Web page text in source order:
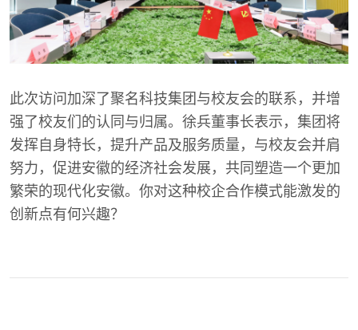
此次访问加深了聚名科技集团与校友会的联系，并增
强了校友们的认同与归属。徐兵董事长表示，集团将
发挥自身特长，提升产品及服务质量，与校友会并肩
努力，促进安徽的经济社会发展，共同塑造一个更加
繁荣的现代化安徽。你对这种校企合作模式能激发的
创新点有何兴趣？